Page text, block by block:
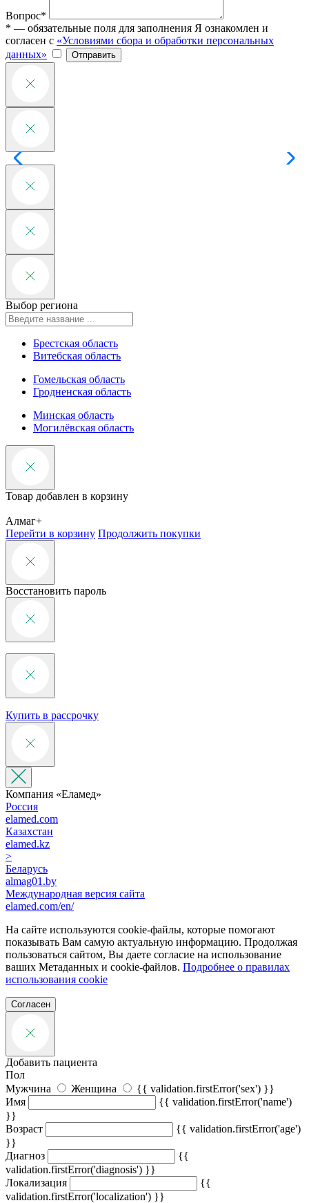
Вопрос*
* — обязательные поля для заполнения Я ознакомлен и
согласен с «Условиями сбора и обработки персональных
данных»
Отправить
Выбор региона
Брестская область
Витебская область
Гомельская область
Гродненская область
Минская область
Могилёвская область
Товар добавлен в корзину
Алмаг+
Перейти в корзину Продолжить покупки
Восстановить пароль
Купить в рассрочку
Компания «‎Еламед»
Россия
elamed.com
Казахстан
elamed.kz
>
Беларусь
almag01.by
Международная версия сайта
elamed.com/en/
На сайте используются cookie-файлы, которые помогают
показывать Вам самую актуальную информацию. Продолжая
пользоваться сайтом, Вы даете согласие на использование
ваших Метаданных и cookie-файлов. Подробнее о правилах
использования cookie
Согласен
Добавить пациента
Пол
Мужчина
Женщина
{{ validation.firstError('sex') }}
Имя
{{ validation.firstError('name')
}}
Возраст
{{ validation.firstError('age')
}}
Диагноз
{{
validation.firstError('diagnosis') }}
Локализация
{{
validation.firstError('localization') }}